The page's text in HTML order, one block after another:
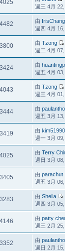
4025
週三 4月
4482 由 IrisChang
週四 4月
3800 由Tzong
週二 4月
3424 由
週五 4月
4043 由Tzong
週三 4月
3444 由
週五 3月
3419 由kim51990
週一 3月
4025 由Terry
週日 3月
3405 由parachut
週五 3月
3283 由Sheila
週四 3月
4146 由patty
週三 2月
3352 由
週日 2月